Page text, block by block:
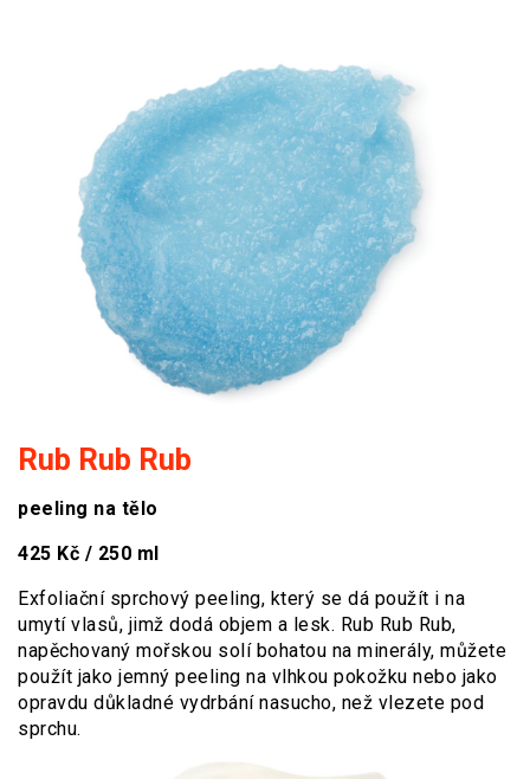
Rub Rub Rub
peeling na tělo
425 Kč / 250 ml
Exfoliační sprchový peeling, který se dá použít i na
umytí vlasů, jimž dodá objem a lesk. Rub Rub Rub,
napěchovaný mořskou solí bohatou na minerály, můžete
použít jako jemný peeling na vlhkou pokožku nebo jako
opravdu důkladné vydrbání nasucho, než vlezete pod
sprchu.